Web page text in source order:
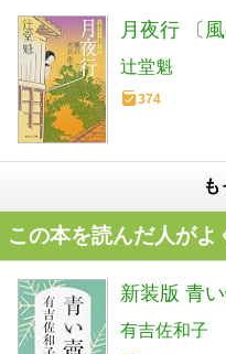
月夜行 〔
辻堂魁
374
も
この本を読んだ人がよ
新装版 青
有吉佐和子